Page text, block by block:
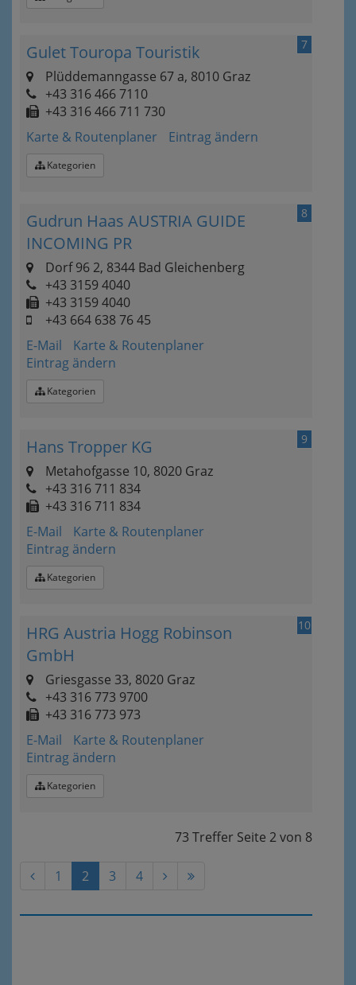
7
Gulet Touropa Touristik
Plüddemanngasse 67 a, 8010 Graz
+43 316 466 7110‎
+43 316 466 711 730
Karte & Routenplaner
Eintrag ändern
Kategorien
8
Gudrun Haas AUSTRIA GUIDE
INCOMING PR
Dorf 96 2, 8344 Bad Gleichenberg
+43 3159 4040
+43 3159 4040
+43 664 638 76 45
E-Mail
Karte & Routenplaner
Eintrag ändern
Kategorien
9
Hans Tropper KG
Metahofgasse 10, 8020 Graz
+43 316 711 834
+43 316 711 834
E-Mail
Karte & Routenplaner
Eintrag ändern
Kategorien
10
HRG Austria Hogg Robinson
GmbH
Griesgasse 33, 8020 Graz
+43 316 773 9700
+43 316 773 973
E-Mail
Karte & Routenplaner
Eintrag ändern
Kategorien
73 Treffer Seite 2von 8
1 2 3 4